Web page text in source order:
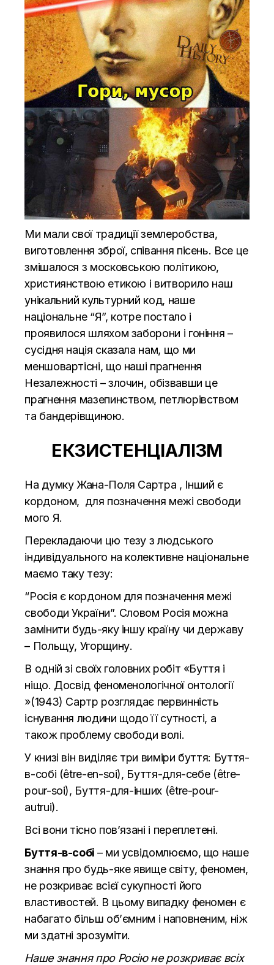
Ми мали свої традиції землеробства,
виготовлення зброї, співання пісень. Все це
змішалося з московською політикою,
християнствою етикою і витворило наш
унікальний культурний код, наше
національне “Я”, котре постало і
проявилося шляхом заборони і гоніння –
сусідня нація сказала нам, що ми
меншовартісні, що наші прагнення
Незалежності – злочин, обізвавши це
прагнення мазепинством, петлюрівством
та бандерівщиною.
ЕКЗИСТЕНЦІАЛІЗМ
На думку Жана-Поля Сартра , Інший є
кордоном, для позначення межі свободи
мого Я.
Перекладаючи цю тезу з людського
індивідуального на колективне національне
маємо таку тезу:
“Росія є кордоном для позначення межі
свободи України”. Словом Росія можна
замінити будь-яку іншу країну чи державу
– Польщу, Угорщину.
В одній зі своїх головних робіт «Буття і
ніщо. Досвід феноменологічної онтології
»(1943) Сартр розглядає первинність
існування людини щодо її сутності, а
також проблему свободи волі.
У книзі він виділяє три виміри буття: Буття-
в-собі (être-en-soi), Буття-для-себе (être-
pour-soi), Буття-для-інших (être-pour-
autrui).
Всі вони тісно пов’язані і переплетені.
Буття-в-собі – ми усвідомлюємо, що наше
знання про будь-яке явище світу, феномен,
не розкриває всієї сукупності його
властивостей. В цьому випадку феномен є
набагато більш об’ємним і наповненим, ніж
ми здатні зрозуміти.
Наше знання про Росію не розкриває всіх